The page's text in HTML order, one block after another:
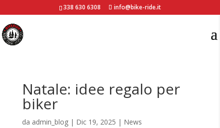
338 630 6308 info@bike-ride.it
Natale: idee regalo per
biker
da admin_blog| Dic 19, 2025 | News